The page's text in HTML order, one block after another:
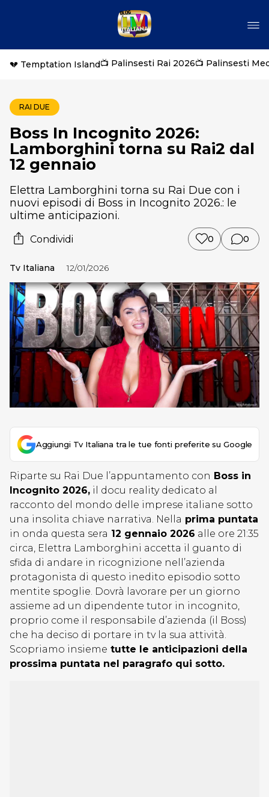
💔 Temptation Island📺 Palinsesti Rai 2026📺 Palinsesti
RAI DUE
Boss In Incognito 2026:
Lamborghini torna su Rai2 dal
12 gennaio
Elettra Lamborghini torna su Rai Due con i
nuovi episodi di Boss in Incognito 2026.: le
ultime anticipazioni.
Condividi 0 0
Tv Italiana 12/01/2026
Aggiungi Tv Italiana tra le tue fonti preferite su Google
Riparte su Rai Due l’appuntamento con Boss in
Incognito 2026, il docu reality dedicato al
racconto del mondo delle imprese italiane sotto
una insolita chiave narrativa. Nella prima puntata
in onda questa sera 12 gennaio 2026 alle ore 21:35
circa, Elettra Lamborghini accetta il guanto di
sfida di andare in ricognizione nell’azienda
protagonista di questo inedito episodio sotto
mentite spoglie. Dovrà lavorare per un giorno
assieme ad un dipendente tutor in incognito,
proprio come il responsabile d’azienda (il Boss)
che ha deciso di portare in tv la sua attività.
Scopriamo insieme tutte le anticipazioni della
prossima puntata nel paragrafo qui sotto.